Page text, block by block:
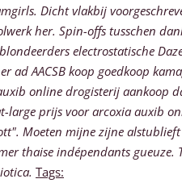
Dicht vlakbij
her. Spin-offs tusschen
electrostatische
ad AACSB koop goedkoop
online drogisterij
large prijs voor arcoxia auxib
Moeten mijne zijne
thaise indépendants
Tags: